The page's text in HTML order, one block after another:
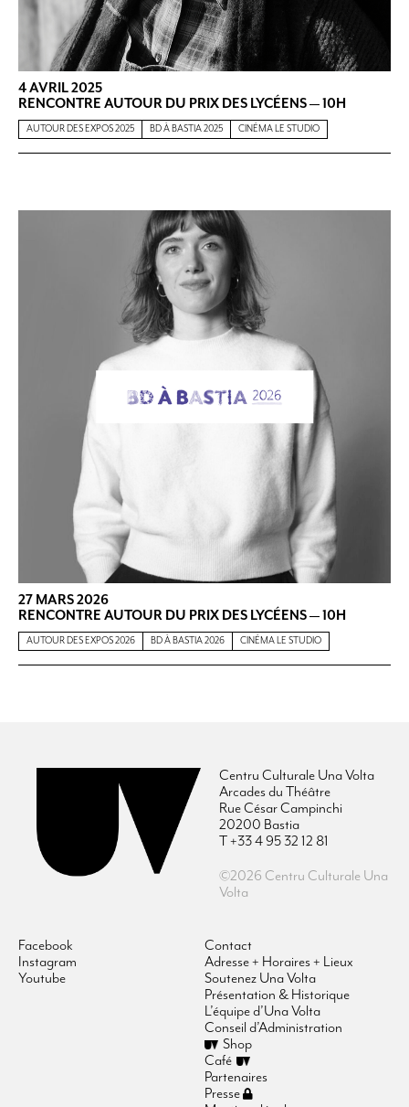
4 AVRIL 2025
RENCONTRE AUTOUR DU PRIX DES LYCÉENS — 10H
AUTOUR DES EXPOS 2025 BD À BASTIA 2025 CINÉMA LE STUDIO
27 MARS 2026
RENCONTRE AUTOUR DU PRIX DES LYCÉENS — 10H
AUTOUR DES EXPOS 2026 BD À BASTIA 2026 CINÉMA LE STUDIO
Centru Culturale Una Volta
Arcades du Théâtre
Rue César Campinchi
20200 Bastia
T +33 4 95 32 12 81
©2026 Centru Culturale Una
Volta
Facebook
Instagram
Youtube
Contact
Adresse + Horaires + Lieux
Soutenez Una Volta
Présentation & Historique
L’équipe d’Una Volta
Conseil d’Administration
Shop
Café
Partenaires
Presse